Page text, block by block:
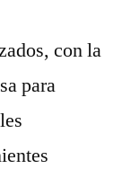
con la
para